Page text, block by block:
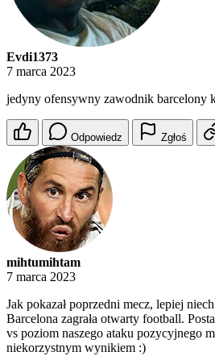
Evdi1373
7 marca 2023
jedyny ofensywny zawodnik barcelony
Odpowiedz Zgłoś
mihtumihtam
7 marca 2023
Jak pokazał poprzedni mecz, lepiej
Barcelona zagrała otwarty football.
vs poziom naszego ataku pozycyjnego
niekorzystnym wynikiem :)